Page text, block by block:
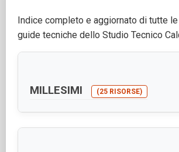
Indice completo e aggiornato di tutte
guide tecniche dello Studio Tecnico
MILLESIMI (25 RISORSE)